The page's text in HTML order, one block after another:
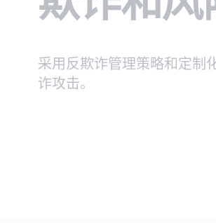
采用反欺诈管理策略和定制
诈攻击。